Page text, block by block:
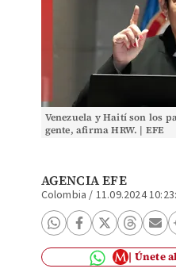
Venezuela y Haití son los
gente, afirma HRW. | EFE
AGENCIA EFE
Colombia / 11.09.2024
Únete